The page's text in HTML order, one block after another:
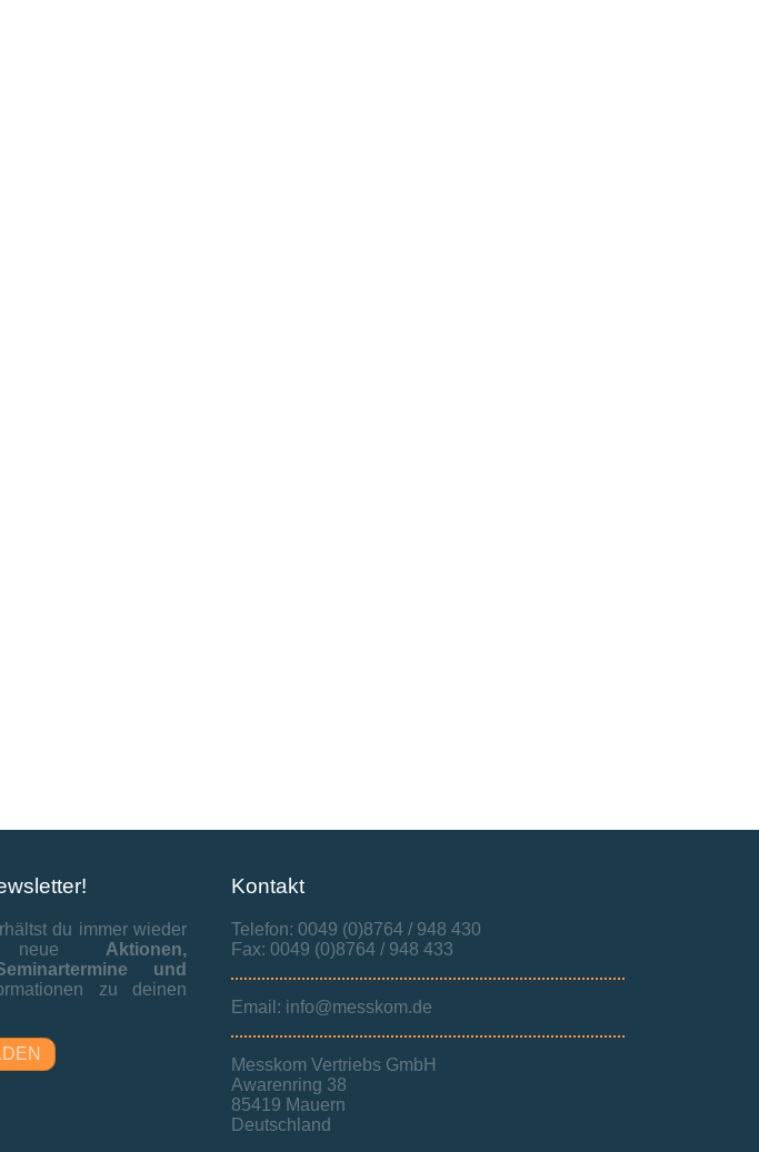
du immer wieder
neue Aktionen,
und
zu deinen
Kontakt
Telefon: 0049 (0)8764 / 948 430
Fax: 0049 (0)8764 / 948 433
Email: info@messkom.de
Messkom Vertriebs GmbH
Awarenring 38
85419 Mauern
Deutschland